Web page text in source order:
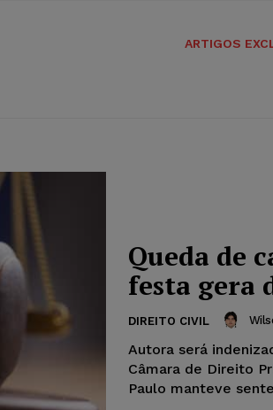
ARTIGOS
Queda de
festa gera
DIREITO CIVIL
Autora será
Câmara de Direito
Paulo manteve